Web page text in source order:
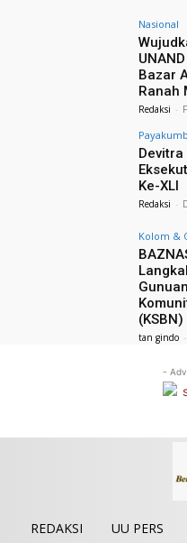
Nasional
Bazar
Ranah
Redaksi -
Ke-XLI
Redaksi -
Kolom &
(KSBN)
tan gindo -
-
REDAKSI UU PERS